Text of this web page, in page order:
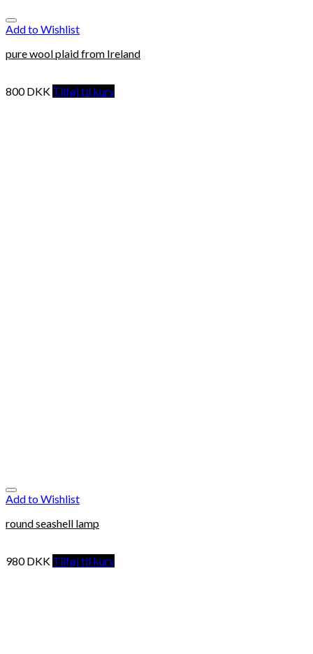
Add to Wishlist
pure wool plaid from Ireland
800DKK Tilføj til kurv
Add to Wishlist
round seashell lamp
980DKK Tilføj til kurv